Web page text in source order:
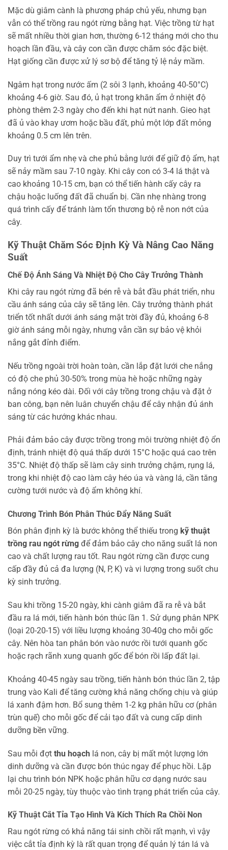
Mặc dù giâm cành là phương pháp chủ yếu, nhưng bạn
vẫn có thể trồng rau ngót rừng bằng hạt. Việc trồng từ hạt
sẽ mất nhiều thời gian hơn, thường 6-12 tháng mới cho thu
hoạch lần đầu, và cây con cần được chăm sóc đặc biệt.
Hạt giống cần được xử lý sơ bộ để tăng tỷ lệ nảy mầm.
Ngâm hạt trong nước ấm (2 sôi 3 lạnh, khoảng 40-50°C)
khoảng 4-6 giờ. Sau đó, ủ hạt trong khăn ẩm ở nhiệt độ
phòng thêm 2-3 ngày cho đến khi hạt nứt nanh. Gieo hạt
đã ủ vào khay ươm hoặc bầu đất, phủ một lớp đất mỏng
khoảng 0.5 cm lên trên.
Duy trì tưới ẩm nhẹ và che phủ bằng lưới để giữ độ ẩm, hạt
sẽ nảy mầm sau 7-10 ngày. Khi cây con có 3-4 lá thật và
cao khoảng 10-15 cm, bạn có thể tiến hành cấy cây ra
chậu hoặc luống đất đã chuẩn bị. Cần nhẹ nhàng trong
quá trình cấy để tránh làm tổn thương bộ rễ non nớt của
cây.
Kỹ Thuật Chăm Sóc Định Kỳ Và Nâng Cao Năng
Suất
Chế Độ Ánh Sáng Và Nhiệt Độ Cho Cây Trưởng Thành
Khi cây rau ngót rừng đã bén rễ và bắt đầu phát triển, nhu
cầu ánh sáng của cây sẽ tăng lên. Cây trưởng thành phát
triển tốt nhất dưới ánh sáng mặt trời đầy đủ, khoảng 6-8
giờ ánh sáng mỗi ngày, nhưng vẫn cần sự bảo vệ khỏi
nắng gắt đỉnh điểm.
Nếu trồng ngoài trời hoàn toàn, cần lắp đặt lưới che nắng
có độ che phủ 30-50% trong mùa hè hoặc những ngày
nắng nóng kéo dài. Đối với cây trồng trong chậu và đặt ở
ban công, bạn nên luân chuyển chậu để cây nhận đủ ánh
sáng từ các hướng khác nhau.
Phải đảm bảo cây được trồng trong môi trường nhiệt độ ổn
định, tránh nhiệt độ quá thấp dưới 15°C hoặc quá cao trên
35°C. Nhiệt độ thấp sẽ làm cây sinh trưởng chậm, rụng lá,
trong khi nhiệt độ cao làm cây héo úa và vàng lá, cần tăng
cường tưới nước và độ ẩm không khí.
Chương Trình Bón Phân Thúc Đẩy Năng Suất
Bón phân định kỳ là bước không thể thiếu trong kỹ thuật
trồng rau ngót rừng để đảm bảo cây cho năng suất lá non
cao và chất lượng rau tốt. Rau ngót rừng cần được cung
cấp đầy đủ cả đa lượng (N, P, K) và vi lượng trong suốt chu
kỳ sinh trưởng.
Sau khi trồng 15-20 ngày, khi cành giâm đã ra rễ và bắt
đầu ra lá mới, tiến hành bón thúc lần 1. Sử dụng phân NPK
(loại 20-20-15) với liều lượng khoảng 30-40g cho mỗi gốc
cây. Nên hòa tan phân bón vào nước rồi tưới quanh gốc
hoặc rạch rãnh xung quanh gốc để bón rồi lấp đất lại.
Khoảng 40-45 ngày sau trồng, tiến hành bón thúc lần 2, tập
trung vào Kali để tăng cường khả năng chống chịu và giúp
lá xanh đậm hơn. Bổ sung thêm 1-2 kg phân hữu cơ (phân
trùn quế) cho mỗi gốc để cải tạo đất và cung cấp dinh
dưỡng bền vững.
Sau mỗi đợt thu hoạch lá non, cây bị mất một lượng lớn
dinh dưỡng và cần được bón thúc ngay để phục hồi. Lặp
lại chu trình bón NPK hoặc phân hữu cơ dạng nước sau
mỗi 20-25 ngày, tùy thuộc vào tình trạng phát triển của cây.
Kỹ Thuật Cắt Tỉa Tạo Hình Và Kích Thích Ra Chồi Non
Rau ngót rừng có khả năng tái sinh chồi rất mạnh, vì vậy
việc cắt tỉa định kỳ là rất quan trọng để quản lý tán lá và